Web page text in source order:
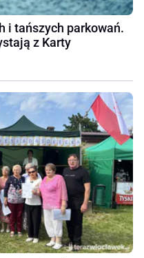
i tańszych parkowań.
z Karty